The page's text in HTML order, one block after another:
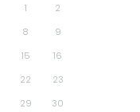
1
2
8
9
15
16
22
23
29
30